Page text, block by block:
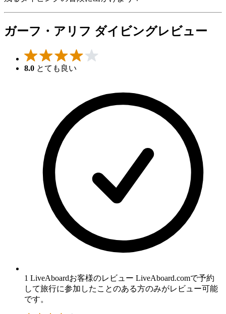
ガーフ・アリフ ダイビングレビュー
8.0 とても良い
1 LiveAboardお客様のレビュー LiveAboard.comで予約
して旅行に参加したことのある方のみがレビュー可能
です。